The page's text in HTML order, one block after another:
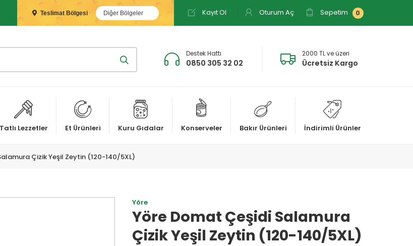
Teslimat Bölgesi Diğer Bölgeler Kayıt Ol Oturum Aç Sepetim 0
Destek Hattı
0850 305 32 02
2000 TL ve üzeri
Ücretsiz Kargo
Tatlı Lezzetler Et Ürünleri Kuru Gıdalar Konserveler Bakır Ürünleri İndirimli Ürünler
Çizik Yeşil Zeytin (120-140/5XL)
Yöre
Yöre Domat Çeşidi Salamura
Çizik Yeşil Zeytin (120-140/5XL)